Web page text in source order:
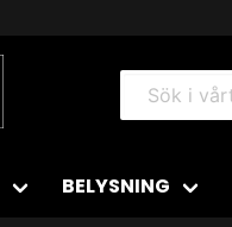
BELYSNING